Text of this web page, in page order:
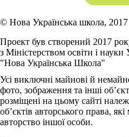
© Нова Українська школа, 2017
Проект був створений 2017
з Міністерством освіти і
"Нова Українська Школа"
Усі виключні майнові й
фото, зображення та інші
розміщені на цьому сайті
об’єктів авторського права,
авторство іншої особи.